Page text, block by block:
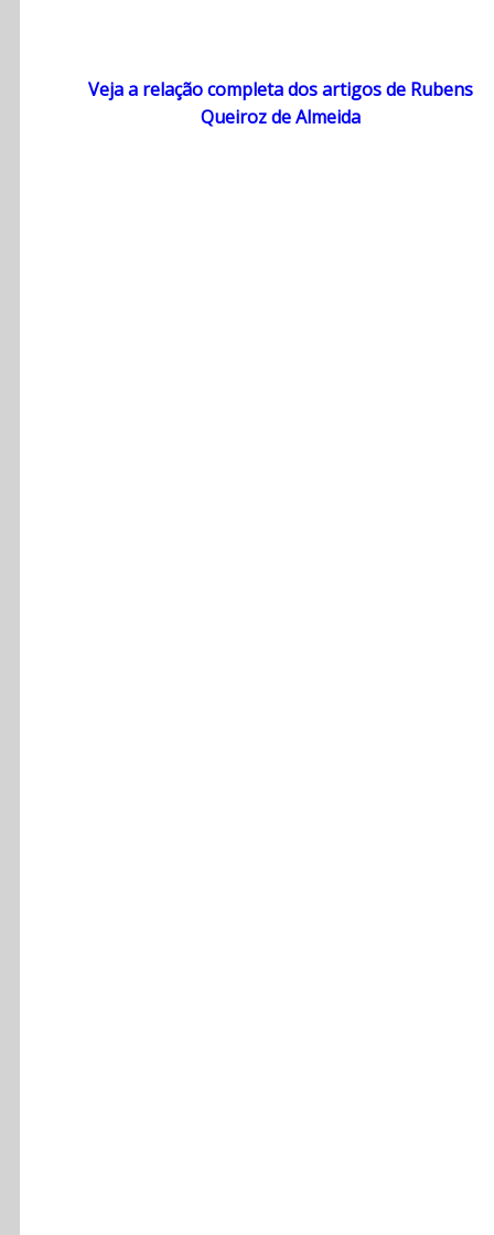
Veja a relação completa dos artigos de Rubens
Queiroz de Almeida